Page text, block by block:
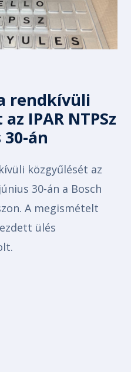
rendkívüli
IPAR NTPSz
án
közgyűlését az
30-án a Bosch
A megismételt
ülés